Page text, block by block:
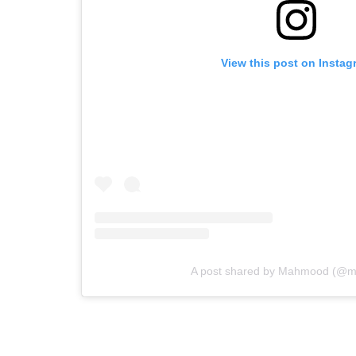
View this post on
A post shared by Mahmood